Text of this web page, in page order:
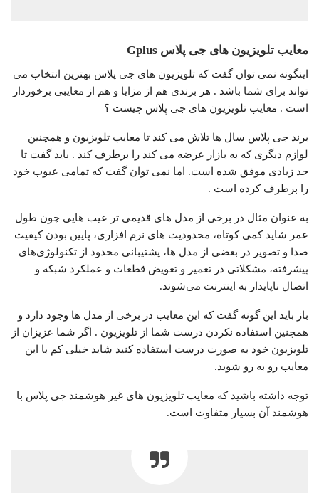
معایب تلویزیون های جی پلاس Gplus
اینگونه نمی توان گفت که تلویزیون های جی پلاس بهترین انتخاب می
تواند برای شما باشد . هر برندی هم از مزایا و هم از معایبی برخوردار
است . معایب تلویزیون های جی پلاس چیست ؟
برند جی پلاس سال ها تلاش می کند تا معایب تلویزیون و همچنین
لوازم دیگری که به بازار عرضه می کند را برطرف کند . باید گفت تا
حد زیادی موفق شده است. اما نمی توان گفت که تمامی عیوب خود
را برطرف کرده است .
به عنوان مثال در برخی از مدل های قدیمی تر عیب هایی چون طول
عمر شاید کمی کوتاه، محدودیت‌ های نرم افزاری، پایین بودن کیفیت
صدا و تصویر در بعضی از مدل ها، پشتیبانی محدود از تکنولوژی‌های
پیشرفته، مشکلاتی در تعمیر و تعویض قطعات و عملکرد شبکه و
اتصال ناپایدار به اینترنت می‌شوند.
باز باید این گونه گفت که این معایب در برخی از مدل ها وجود دارد و
همچنین استفاده نکردن درست شما از تلویزیون . اگر شما عزیزان از
تلویزیون خود به صورت درست استفاده کنید شاید خیلی کم با این
معایب رو به رو شوید.
توجه داشته باشید که معایب تلویزیون های غیر هوشمند جی پلاس با
هوشمند آن بسیار متفاوت است.